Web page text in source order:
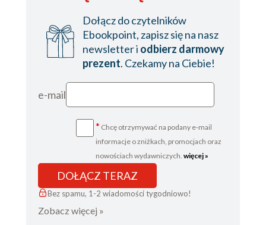
Dołącz do czytelników
Ebookpoint, zapisz się na nasz
newsletter i odbierz darmowy
prezent. Czekamy na Ciebie!
e-mail
* Chcę otrzymywać na podany e-mail
informacje o zniżkach, promocjach oraz
nowościach wydawniczych. więcej »
DOŁĄCZ TERAZ
Bez spamu, 1-2 wiadomości tygodniowo!
Zobacz więcej »